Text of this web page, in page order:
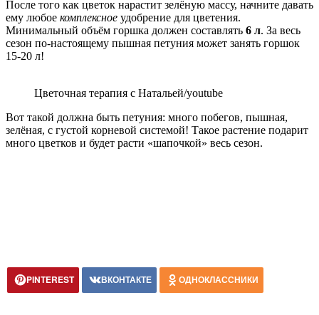
После того как цветок нарастит зелёную массу, начните давать
ему любое комплексное удобрение для цветения.
Минимальный объём горшка должен составлять 6 л. За весь
сезон по-настоящему пышная петуния может занять горшок
15-20 л!
Цветочная терапия с Натальей/youtube
Вот такой должна быть петуния: много побегов, пышная,
зелёная, с густой корневой системой! Такое растение подарит
много цветков и будет расти «шапочкой» весь сезон.
PINTEREST ВКОНТАКТЕ ОДНОКЛАССНИКИ